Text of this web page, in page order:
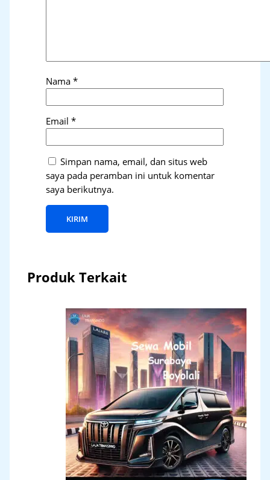
Nama*
Email*
Simpan nama, email, dan situs web
saya pada peramban ini untuk komentar
saya berikutnya.
Produk Terkait